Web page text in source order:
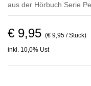
aus der Hörbuch Serie
€ 9,95 (€ 9,95 / Stück)
inkl. 10,0% Ust